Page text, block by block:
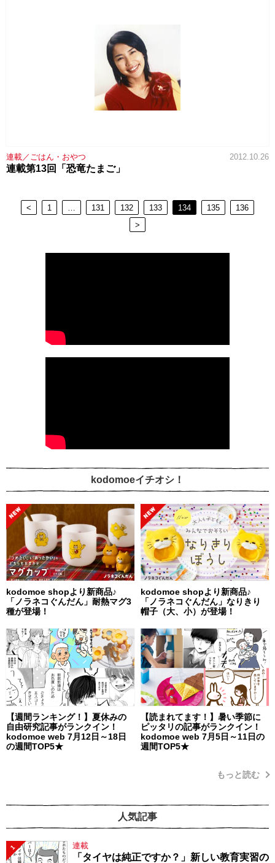
連載／ごはん・おやつ 2012.10.26
連載第13回「恐竜たまご」
< 1 131 132 133 134 135
136
>
kodomoeイチオシ！
kodomoe shopより新商品♪
「ノラネコぐんだん」耐熱マグ3
種が登場！
kodomoe shopより新商品♪
「ノラネコぐんだん」なりきり
帽子（大、小）が登場！
【週間ランキング！】夏休みの
自由研究記事がランクイン！
kodomoe web 7月12日～18日
の週間TOP5★
【読まれてます！】暑い季節に
ピッタリの記事がランクイン！
kodomoe web 7月5日～11日の
週間TOP5★
もっと読む
人気記事
1 連載
「タイヤは純正ですか？」新しい教育実習の